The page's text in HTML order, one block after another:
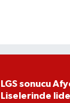
LGS sonucu
Liselerinde